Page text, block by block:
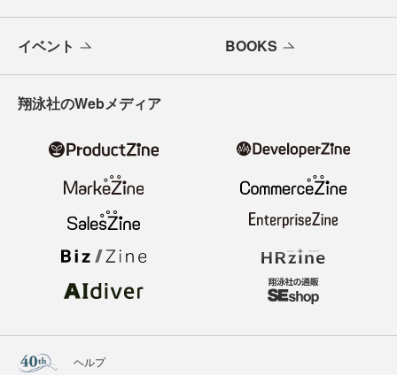
イベント BOOKS
翔泳社のWebメディア
ヘルプ